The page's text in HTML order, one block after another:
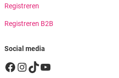
Registreren
Registreren B2B
Social media
Facebook
Instagram
TikTok
YouTube